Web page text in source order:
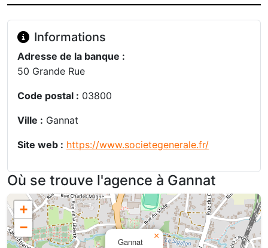
Informations
Adresse de la banque :
50 Grande Rue
Code postal : 03800
Ville : Gannat
Site web : https://www.societegenerale.fr/
Où se trouve l'agence à Gannat
Gannat
×
+
−